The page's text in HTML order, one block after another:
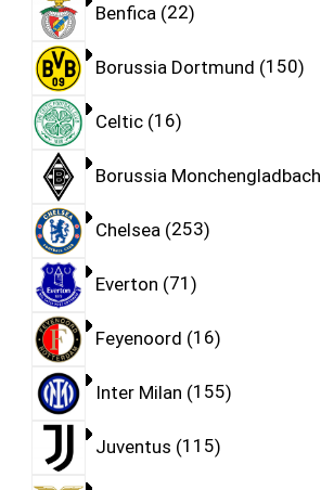
Benfica 22
Borussia Dortmund 150
Celtic 16
Borussia Monchengladbach
Chelsea 253
Everton 71
Feyenoord 16
Inter Milan 155
Juventus 115